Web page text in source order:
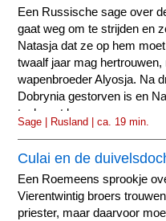
Een Russische sage over
gaat weg om te strijden en
Natasja dat ze op hem
twaalf jaar mag
wapenbroeder Alyosja. Na
Dobrynia gestorven is en
toch met hem.
Sage | Rusland | ca. 19 min.
Culai en de
Een Roemeens sprookje
Vierentwintig broers
priester, maar daarvoor